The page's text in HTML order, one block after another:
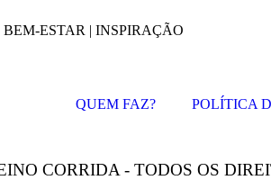
ESTAR | INSPIRAÇÃO
QUEM FAZ? POLÍTICA
CORRIDA - TODOS OS